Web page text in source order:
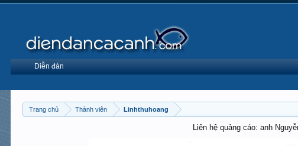
Trang chủ Thành viên Linhthuhoang
Liên hệ quảng cáo: anh
Diễn đàn